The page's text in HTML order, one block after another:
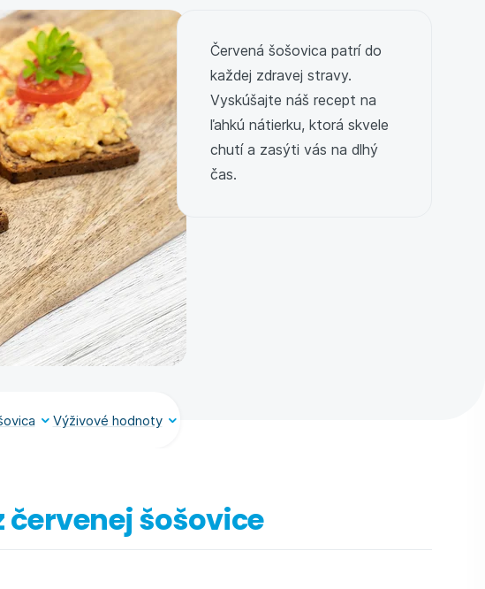
Červená šošovica patrí do
každej zdravej stravy.
Vyskúšajte náš recept na
ľahkú nátierku, ktorá skvele
chutí a zasýti vás na dlhý
čas.
Výživové hodnoty
šošovice